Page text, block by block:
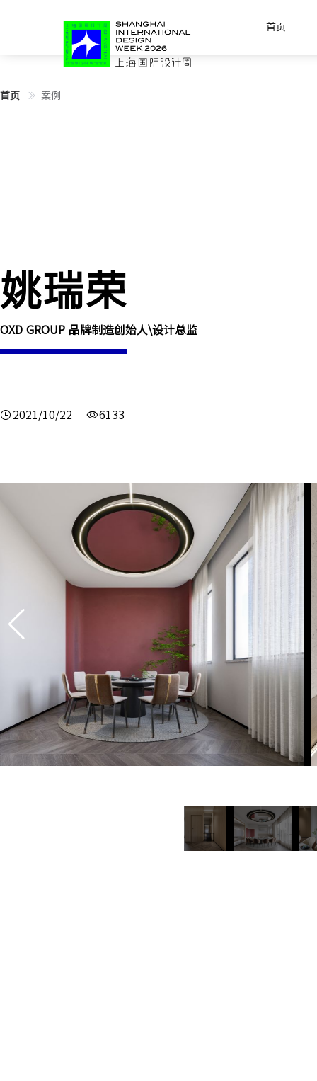
首页
首页 案例
姚瑞荣
OXD GROUP 品牌制造创始人\设计总监
2021/10/22 6133